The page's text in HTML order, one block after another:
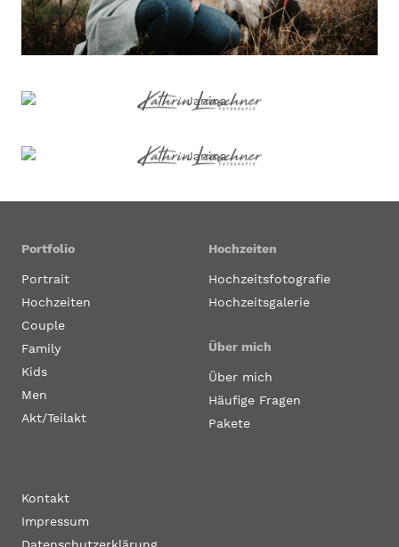
Portfolio
Portrait
Hochzeiten
Couple
Family
Kids
Men
Akt/Teilakt
Hochzeiten
Hochzeitsfotografie
Hochzeitsgalerie
Über mich
Über mich
Häufige Fragen
Pakete
Kontakt
Impressum
Datenschutzerklärung